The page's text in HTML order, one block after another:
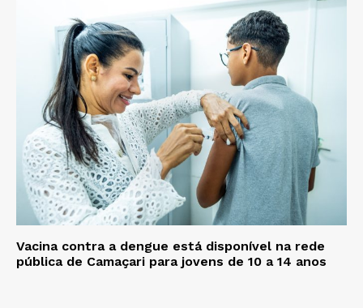
Vacina contra a dengue está disponível na rede
pública de Camaçari para jovens de 10 a 14 anos